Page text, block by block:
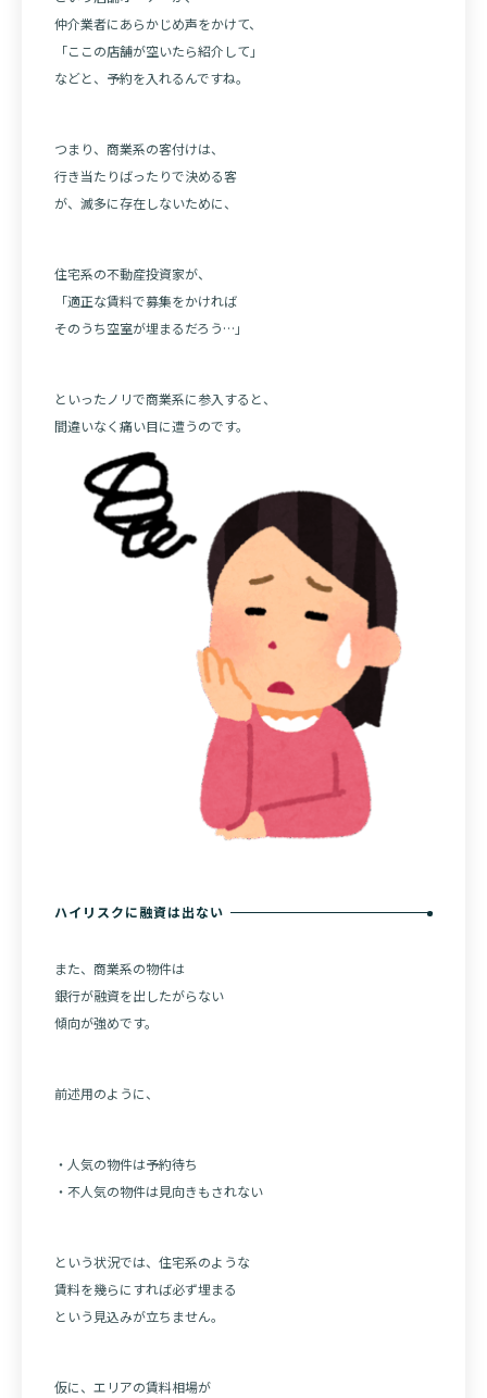
仲介業者にあらかじめ声をかけて、
「ここの店舗が空いたら紹介して」
などと、予約を入れるんですね。
つまり、商業系の客付けは、
行き当たりばったりで決める客
が、滅多に存在しないために、
住宅系の不動産投資家が、
「適正な賃料で募集をかければ
そのうち空室が埋まるだろう…」
といったノリで商業系に参入すると、
間違いなく痛い目に遭うのです。
ハイリスクに融資は出ない
また、商業系の物件は
銀行が融資を出したがらない
傾向が強めです。
前述用のように、
・人気の物件は予約待ち
・不人気の物件は見向きもされない
という状況では、住宅系のような
賃料を幾らにすれば必ず埋まる
という見込みが立ちません。
仮に、エリアの賃料相場が